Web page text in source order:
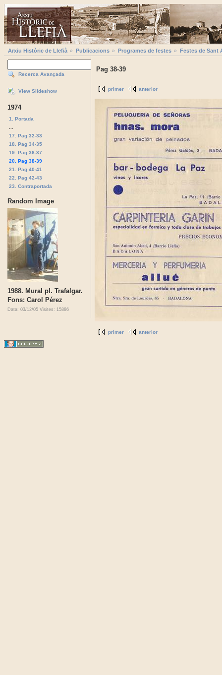
Arxiu Històric de Llefià Publicacions Programes de festes Festes de Sant
Recerca Avançada
View Slideshow
1974
1. Portada
17. Pag 32-33
18. Pag 34-35
19. Pag 36-37
20. Pag 38-39
21. Pag 40-41
22. Pag 42-43
23. Contraportada
Random Image
1988. Mural pl. Trafalgar.
Fons: Carol Pérez
Data: 03/12/05 Visites: 15886
Pag 38-39
primer anterior
primer anterior